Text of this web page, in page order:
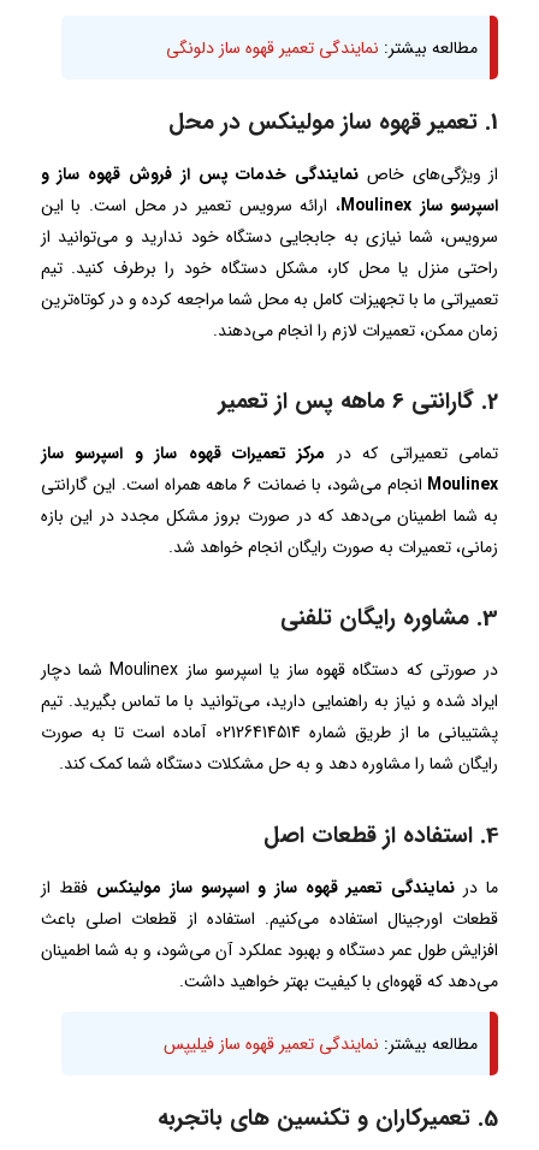
مطالعه بیشتر: نمایندگی تعمیر قهوه ساز دلونگی
1. تعمیر قهوه ساز مولینکس در محل
از ویژگی‌های خاص نمایندگی خدمات پس از فروش قهوه ساز و
اسپرسو ساز Moulinex
، ارائه سرویس تعمیر در محل است. با این
سرویس، شما نیازی به جابجایی دستگاه خود ندارید و می‌توانید از
راحتی منزل یا محل کار، مشکل دستگاه خود را برطرف کنید. تیم
تعمیراتی ما با تجهیزات کامل به محل شما مراجعه کرده و در کوتاه‌ترین
زمان ممکن، تعمیرات لازم را انجام می‌دهند.
2. گارانتی 6 ماهه پس از تعمیر
تمامی تعمیراتی که در مرکز تعمیرات قهوه ساز و اسپرسو ساز
Moulinex
انجام می‌شود، با ضمانت 6 ماهه همراه است. این گارانتی
به شما اطمینان می‌دهد که در صورت بروز مشکل مجدد در این بازه
زمانی، تعمیرات به صورت رایگان انجام خواهد شد.
3. مشاوره رایگان تلفنی
در صورتی که دستگاه قهوه ساز یا اسپرسو ساز Moulinex شما دچار
ایراد شده و نیاز به راهنمایی دارید، می‌توانید با ما تماس بگیرید. تیم
پشتیبانی ما از طریق شماره 02126414514 آماده است تا به صورت
رایگان شما را مشاوره دهد و به حل مشکلات دستگاه شما کمک کند.
4. استفاده از قطعات اصل
ما در نمایندگی تعمیر قهوه ساز و اسپرسو ساز مولینکس فقط از
قطعات اورجینال استفاده می‌کنیم. استفاده از قطعات اصلی باعث
افزایش طول عمر دستگاه و بهبود عملکرد آن می‌شود، و به شما اطمینان
می‌دهد که قهوه‌ای با کیفیت بهتر خواهید داشت.
مطالعه بیشتر: نمایندگی تعمیر قهوه ساز فیلیپس
5. تعمیرکاران و تکنسین های باتجربه